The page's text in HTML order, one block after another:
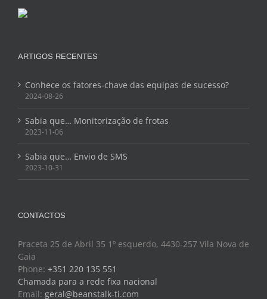
ARTIGOS RECENTES
Conhece os fatores-chave das equipas de sucesso?
2024-08-26
Sabia que… Monitorização de frotas
2023-11-06
Sabia que… Envio de SMS
2023-10-31
CONTACTOS
Praceta 25 de Abril 35 1º esquerdo, 4430-257 Vila Nova de
Gaia
Phone: +351 220 135 551
Chamada para a rede fixa nacional
Email: geral@beanstalk-ti.com